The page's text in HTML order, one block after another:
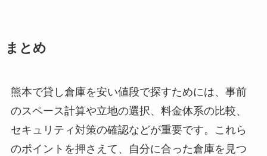
まとめ
熊本で貸し倉庫を安い値段で探すためには、事前
のスペース計算や立地の選択、料金体系の比較、
セキュリティ対策の確認などが重要です。これら
のポイントを押さえて、自分に合った倉庫を見つ